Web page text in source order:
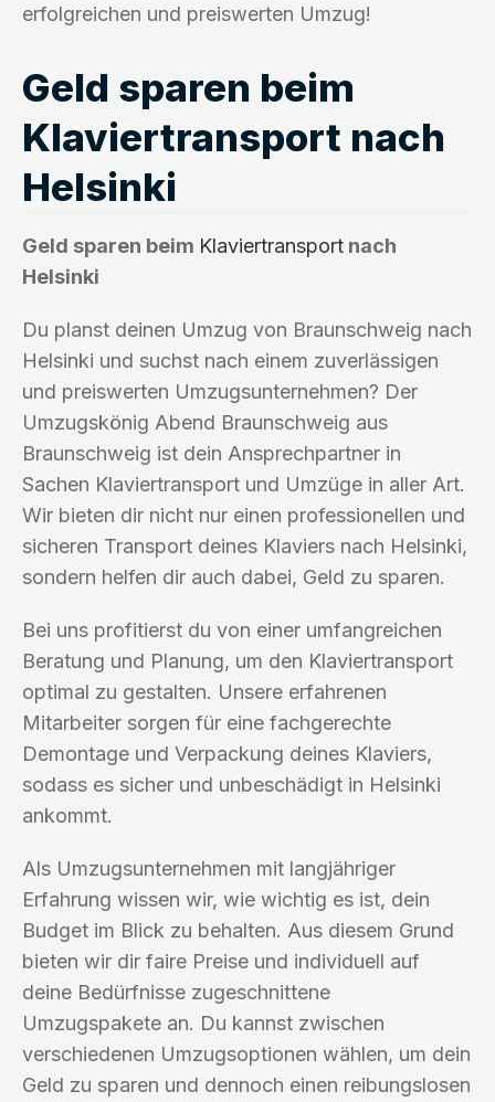
erfolgreichen und preiswerten Umzug!
Geld sparen beim
Klaviertransport nach
Helsinki
Geld sparen beim Klaviertransport nach
Helsinki
Du planst deinen Umzug von Braunschweig nach
Helsinki und suchst nach einem zuverlässigen
und preiswerten Umzugsunternehmen? Der
Umzugskönig Abend Braunschweig aus
Braunschweig ist dein Ansprechpartner in
Sachen Klaviertransport und Umzüge in aller Art.
Wir bieten dir nicht nur einen professionellen und
sicheren Transport deines Klaviers nach Helsinki,
sondern helfen dir auch dabei, Geld zu sparen.
Bei uns profitierst du von einer umfangreichen
Beratung und Planung, um den Klaviertransport
optimal zu gestalten. Unsere erfahrenen
Mitarbeiter sorgen für eine fachgerechte
Demontage und Verpackung deines Klaviers,
sodass es sicher und unbeschädigt in Helsinki
ankommt.
Als Umzugsunternehmen mit langjähriger
Erfahrung wissen wir, wie wichtig es ist, dein
Budget im Blick zu behalten. Aus diesem Grund
bieten wir dir faire Preise und individuell auf
deine Bedürfnisse zugeschnittene
Umzugspakete an. Du kannst zwischen
verschiedenen Umzugsoptionen wählen, um dein
Geld zu sparen und dennoch einen reibungslosen